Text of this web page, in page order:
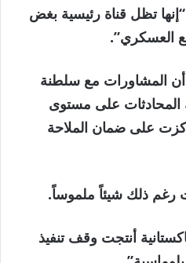
تظل قناة رئيسية بغض
العسكري”.
أن المشاورات مع سلطنة
على مستوى
على ضمان الملاحة
رغم ذلك شيئاً ملموساً.
أنتجت وقف تنفيذ